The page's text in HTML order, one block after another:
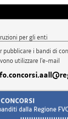
per gli enti
pubblicare i bandi di
utilizzare l'e-mail